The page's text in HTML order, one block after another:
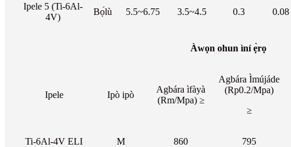
Ipele 5 (Ti-6Al-
4V)
Bọ́lù 5.5~6.75 3.5~4.5 0.3 0.08
Àwọn ohun ìní ẹ̀rọ
Ipele Ipò ipò
Agbára ìfàyà
(Rm/Mpa) ≥
Agbára Ìmújáde
(Rp0.2/Mpa)
≥
Ti-6Al-4V ELI M 860 795